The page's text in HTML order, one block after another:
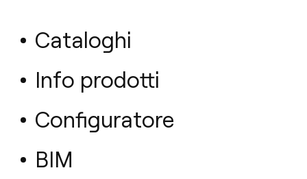
Cataloghi
Info prodotti
Configuratore
BIM